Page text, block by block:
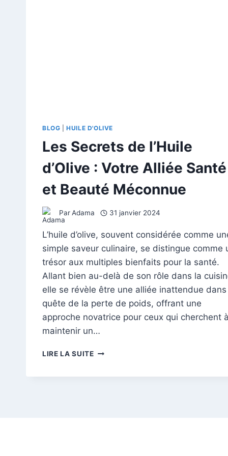
BLOG |HUILE D'OLIVE
Les Secrets de l’Huile
d’Olive : Votre Alliée Santé
et Beauté Méconnue
ParAdama 31 janvier 2024
L’huile d’olive, souvent considérée comme
simple saveur culinaire, se distingue comme
trésor aux multiples bienfaits pour la santé.
Allant bien au-delà de son rôle dans la
elle se révèle être une alliée inattendue dans
quête de la perte de poids, offrant une
approche novatrice pour ceux qui cherchent à
maintenir un…
LIRE LA SUITELES